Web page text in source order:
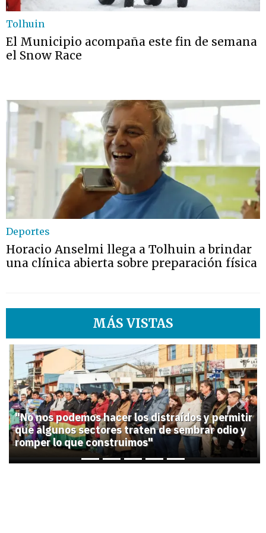
Tolhuin
El Municipio acompaña este fin de semana
el Snow Race
Deportes
Horacio Anselmi llega a Tolhuin a brindar
una clínica abierta sobre preparación física
MÁS VISTAS
1
"No nos podemos hacer los distraídos y permitir
que algunos sectores traten de sembrar odio y
romper lo que construimos"
Previous Next